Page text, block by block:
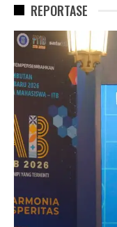
REPORTASE